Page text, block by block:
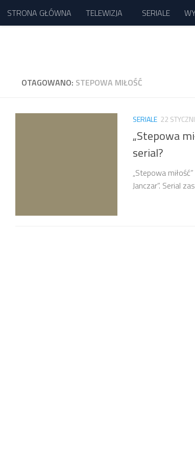
Przejdź do treści
STRONA GŁÓWNA TELEWIZJA SERIALE
OTAGOWANO: STEPOWA MIŁOŚĆ
SERIALE 22
„Stepowa
serial?
„Stepowa
Janczar”. Serial